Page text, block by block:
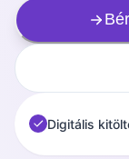
Digitális